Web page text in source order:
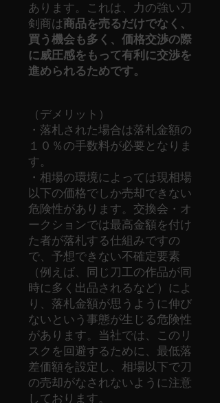
あります。これは、力の強い刀
剣商は商品を売るだけでなく、
買う機会も多く、価格交渉の際
に威圧感をもって有利に交渉を
進められるためです。
（デメリット）
・落札された場合は落札金額の
１０％の手数料が必要となりま
す。
・相場の環境によっては現相場
以下の価格でしか売却できない
危険性があります。交換会・オ
ークションでは最高金額を付け
た者が落札する仕組みですの
で、予想できない不確定要素
（例えば、同じ刀工の作品が同
時に多く出品されるなど）によ
り、落札金額が思うように伸び
ないという事態が生じる危険性
があります。当社では、このリ
スクを回避するために、最低落
差価額を設定し、相場以下で刀
の売却がなされないように注意
しております。